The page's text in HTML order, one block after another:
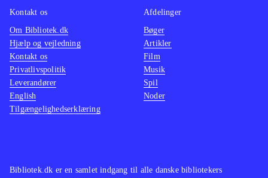
Bibliotek.dk er en samlet indgang til alle danske bibliotekers
Kontakt os
Om Bibliotek.dk
Hjælp og vejledning
Kontakt os
Privatlivspolitik
Leverandører
English
Tilgængelighedserklæring
Afdelinger
Bøger
Artikler
Film
Musik
Spil
Noder